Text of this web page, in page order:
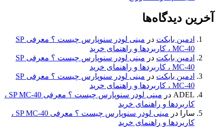
آخرین دیدگاه‌ها
ادمین بابکت در
مینی لودر سنوپارس چیست ؟ معرفی SP
MC-40 ، کاربردها و راهنمای خرید
ادمین بابکت در
مینی لودر سنوپارس چیست ؟ معرفی SP
MC-40 ، کاربردها و راهنمای خرید
ادمین بابکت در
مینی لودر سنوپارس چیست ؟ معرفی SP
MC-40 ، کاربردها و راهنمای خرید
ADEL در
مینی لودر سنوپارس چیست ؟ معرفی SP MC-40 ،
کاربردها و راهنمای خرید
سارا
در
مینی لودر سنوپارس چیست ؟ معرفی SP MC-40 ،
کاربردها و راهنمای خرید